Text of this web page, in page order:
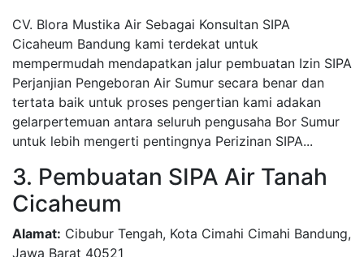
CV. Blora Mustika Air Sebagai Konsultan SIPA
Cicaheum Bandung kami terdekat untuk
mempermudah mendapatkan jalur pembuatan Izin SIPA
Perjanjian Pengeboran Air Sumur secara benar dan
tertata baik untuk proses pengertian kami adakan
gelarpertemuan antara seluruh pengusaha Bor Sumur
untuk lebih mengerti pentingnya Perizinan SIPA...
3. Pembuatan SIPA Air Tanah
Cicaheum
Alamat: Cibubur Tengah, Kota Cimahi Cimahi Bandung,
Jawa Barat 40521